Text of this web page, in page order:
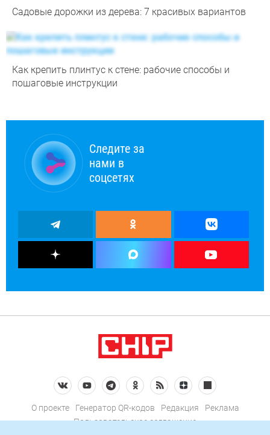
Садовые дорожки из дерева: 7 красивых вариантов
Как крепить плинтус к стене: рабочие способы и
пошаговые инструкции
Следите за
нами в
соцсетях
О проекте Генератор QR-кодов Редакция
Реклама
Пользовательское соглашение